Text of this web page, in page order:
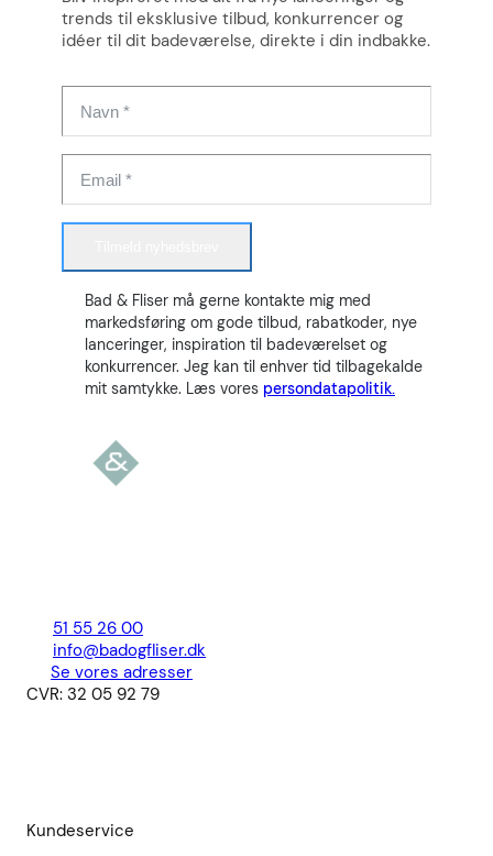
trends til eksklusive tilbud, konkurrencer og
idéer til dit badeværelse, direkte i din indbakke.
Bad & Fliser må gerne kontakte mig med
markedsføring om gode tilbud, rabatkoder, nye
lanceringer, inspiration til badeværelset og
konkurrencer. Jeg kan til enhver tid tilbagekalde
mit samtykke. Læs vores persondatapolitik.
51 55 26 00
info@badogfliser.dk
Se vores adresser
CVR: 32 05 92 79
Kundeservice